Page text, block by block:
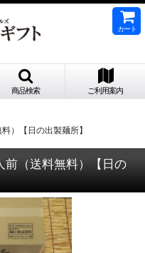
カート
商品検索 ご利用案内
）【日の出製麺所】
（送料無料）【日の